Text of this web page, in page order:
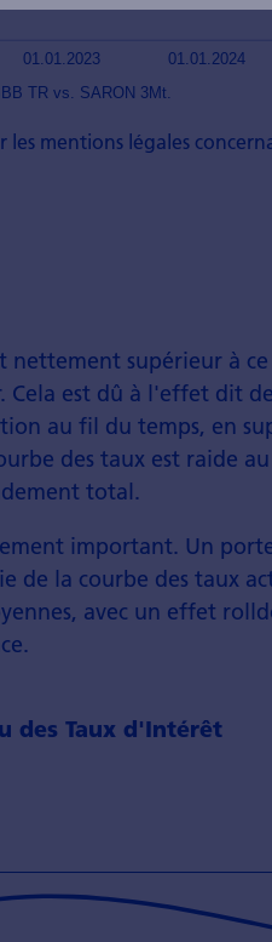
mentions légales
supérieur à
Cela est dû à l'effet dit
au fil du temps, en
des taux est raide
total.
important. Un
de la courbe des taux
avec un effet
des Taux d'Intérêt